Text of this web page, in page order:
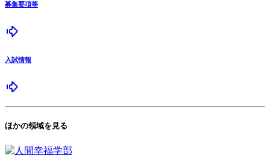
募集要項等
入試情報
ほかの領域を見る